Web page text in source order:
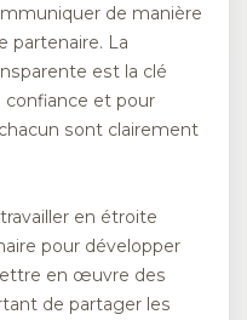
de manière
partenaire. La
est la clé
confiance et pour
sont clairement
en étroite
pour développer
en œuvre des
de partager les